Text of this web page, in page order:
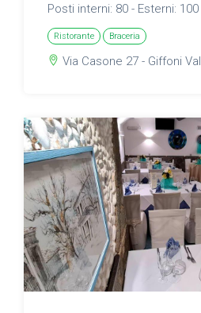
Posti interni: 80 - Esterni: 100
Ristorante Braceria
Via Casone 27 - Giffoni